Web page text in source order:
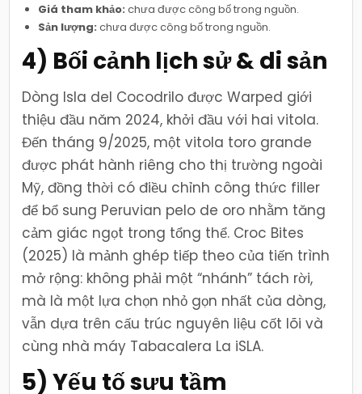
Giá tham khảo: chưa được công bố trong nguồn.
Sản lượng: chưa được công bố trong nguồn.
4) Bối cảnh lịch sử & di sản
Dòng Isla del Cocodrilo được Warped giới
thiệu đầu năm 2024, khởi đầu với hai vitola.
Đến tháng 9/2025, một vitola toro grande
được phát hành riêng cho thị trường ngoài
Mỹ, đồng thời có điều chỉnh công thức filler
để bổ sung Peruvian pelo de oro nhằm tăng
cảm giác ngọt trong tổng thể. Croc Bites
(2025) là mảnh ghép tiếp theo của tiến trình
mở rộng: không phải một “nhánh” tách rời,
mà là một lựa chọn nhỏ gọn nhất của dòng,
vẫn dựa trên cấu trúc nguyên liệu cốt lõi và
cùng nhà máy Tabacalera La iSLA.
5) Yếu tố sưu tầm